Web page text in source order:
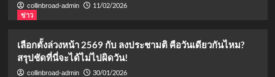
collinbroad-admin
11/02/2026
ข่าว
เลือกตั้งล่วงหน้า 2569 กับ ลงประชามติ คือวันเดียวกันไหม?
สรุปชัดที่นี่จะได้ไม่ไปผิดวัน!
collinbroad-admin
30/01/2026